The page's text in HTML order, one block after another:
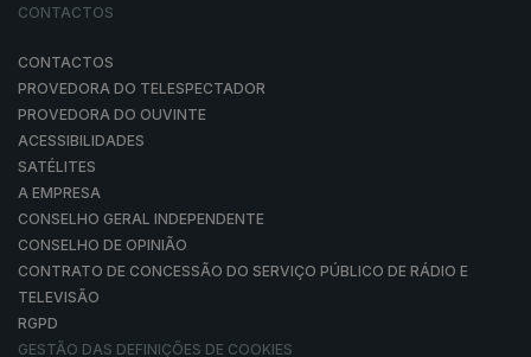
CONTACTOS
CONTACTOS
PROVEDORA DO TELESPECTADOR
PROVEDORA DO OUVINTE
ACESSIBILIDADES
SATÉLITES
A EMPRESA
CONSELHO GERAL INDEPENDENTE
CONSELHO DE OPINIÃO
CONTRATO DE CONCESSÃO DO SERVIÇO PÚBLICO DE RÁDIO E
TELEVISÃO
RGPD
GESTÃO DAS DEFINIÇÕES DE COOKIES